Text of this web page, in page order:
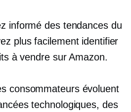
informé des tendances du
plus facilement identifier
à vendre sur Amazon.
consommateurs évoluent
technologiques, des